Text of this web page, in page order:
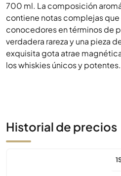
700 ml. La composición
contiene notas complejas
conocedores en términos de
verdadera rareza y una pieza
exquisita gota atrae
los whiskies únicos y potentes.
Historial de precios